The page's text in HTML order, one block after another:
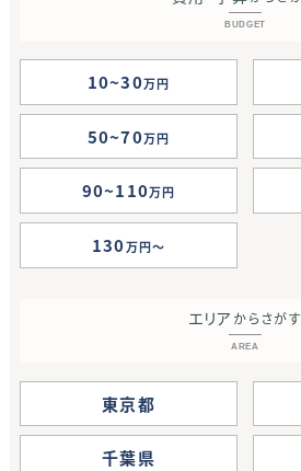
BUDGET
10~30万円
50~70万円
90~110万円
130万円
エリア からさがす
AREA
東京都
千葉県